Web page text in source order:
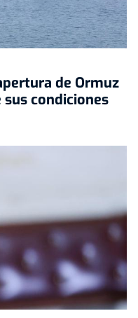
de Ormuz
condiciones